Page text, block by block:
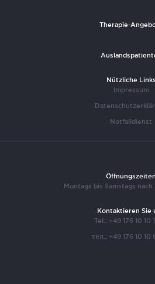
Therapie-
Nützliche Links
Impressum
Notfalldienst
Öffnungszeiten
Montags bis Samstags
Kontaktieren Sie
Tel.: +49 176 10 10
тел.: +49 176 10 10